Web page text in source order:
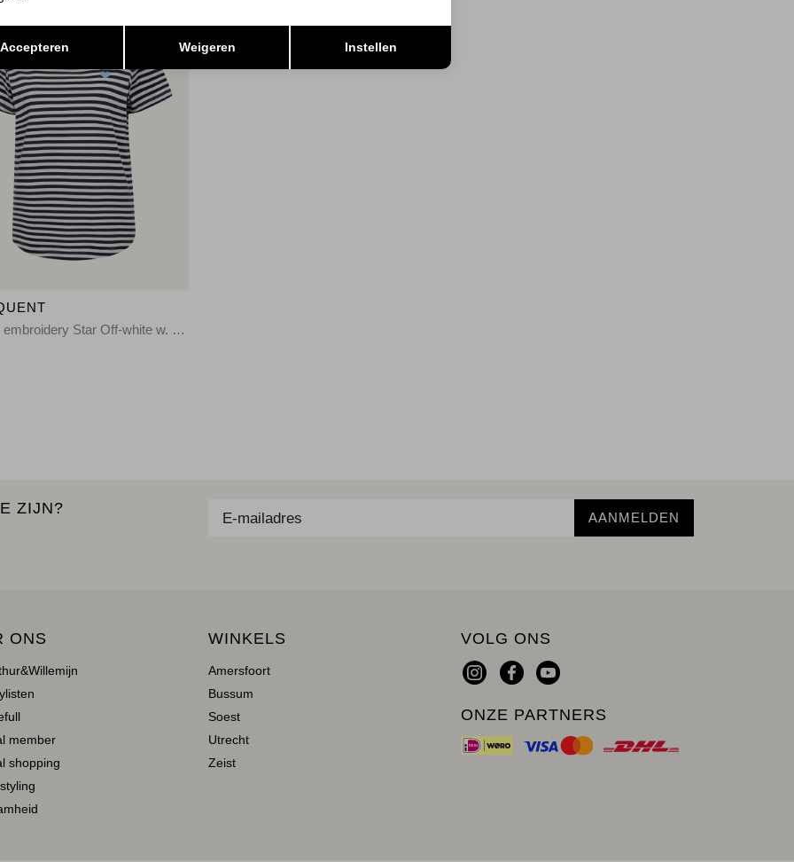
Striped, embroidery Star Off-white w. Blue Bell
ZIJN?
AANMELDEN
ONS
member
shopping
WINKELS
Amersfoort
Bussum
Soest
Utrecht
Zeist
VOLG ONS
ONZE PARTNERS
Accepteren Weigeren Instellen